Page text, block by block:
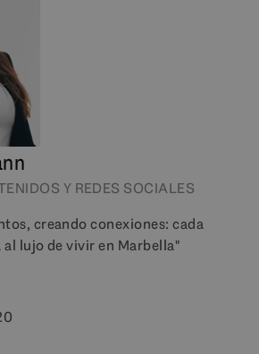
Y REDES SOCIALES
creando conexiones: cada
al lujo de vivir en Marbella"